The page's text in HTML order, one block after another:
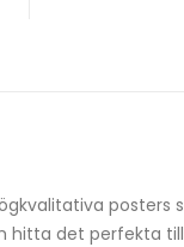
posters
hitta det perfekta